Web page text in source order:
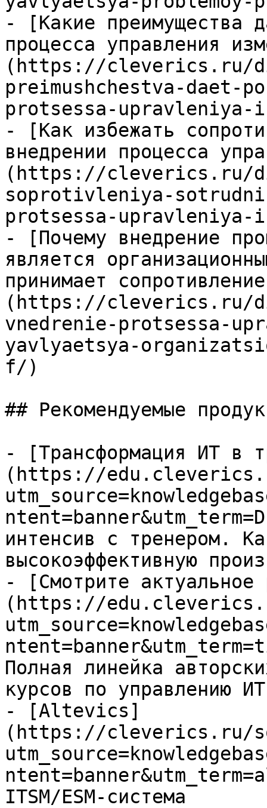
- [Какие преимущества
процесса управления
(https://cleverics.ru/
preimushchestva-daet-
protsessa-upravleniya-
- [Как избежать
внедрении процесса
(https://cleverics.ru/
soprotivleniya-
protsessa-upravleniya-
- [Почему внедрение
является
принимает
(https://cleverics.ru/
vnedrenie-protsessa-
yavlyaetsya-
f/)
## Рекомендуемые
- [Трансформация ИТ в
(https://
интенсив с тренером.
высокоэффективную
- [Смотрите актуальное
(https://
Полная линейка
курсов по управлению ИТ
- [Altevics]
(https://cleverics.ru/
ITSM/ESM-система